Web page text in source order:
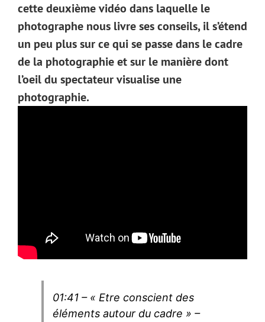
cette deuxième vidéo dans laquelle le
photographe nous livre ses conseils, il s’étend
un peu plus sur ce qui se passe dans le cadre
de la photographie et sur le manière dont
l’oeil du spectateur visualise une
photographie.
01:41 – « Etre conscient des
éléments autour du cadre » –